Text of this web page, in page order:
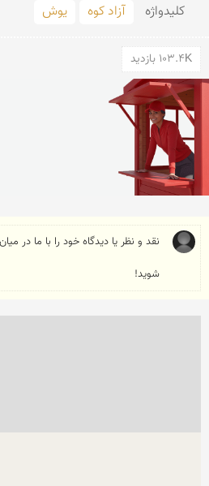
کلید‌واژه آزاد کوه یوش
103.4K بازدید